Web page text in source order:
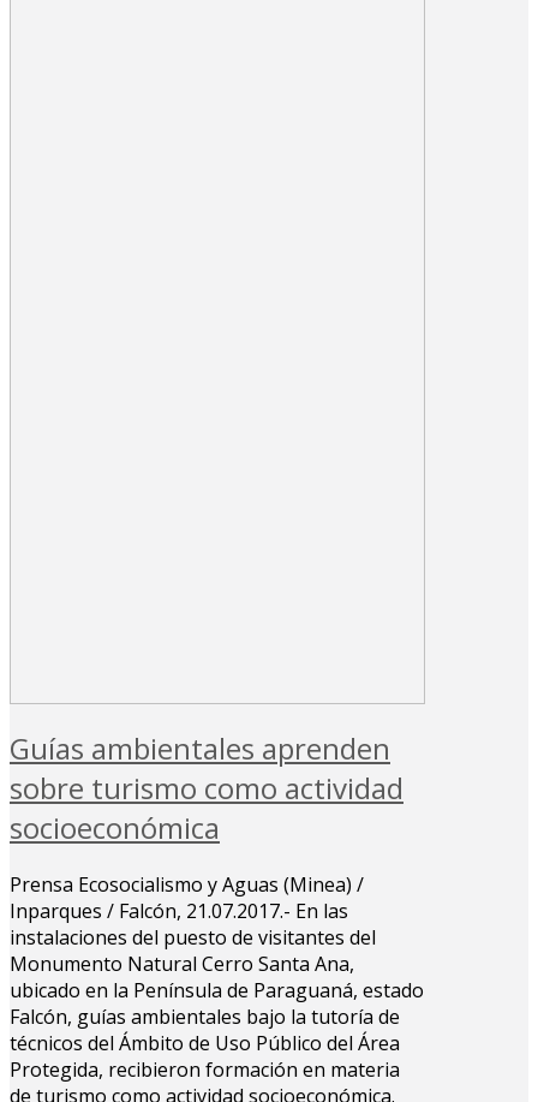
Guías ambientales aprenden
sobre turismo como actividad
socioeconómica
Prensa Ecosocialismo y Aguas (Minea) /
Inparques / Falcón, 21.07.2017.- En las
instalaciones del puesto de visitantes del
Monumento Natural Cerro Santa Ana,
ubicado en la Península de Paraguaná, estado
Falcón, guías ambientales bajo la tutoría de
técnicos del Ámbito de Uso Público del Área
Protegida, recibieron formación en materia
de turismo como actividad socioeconómica.